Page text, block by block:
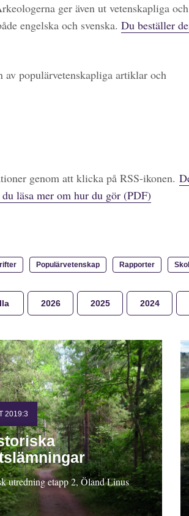
ger även ut vetenskapliga och
engelska och svenska. Du beställer
av populärvetenskapliga artiklar och
genom att klicka på RSS-ikonen.
läsa mer om hur du gör (PDF)
Populärvetenskap Rapporter
2026 2025 2024
2019:3
utredning etapp 2, Öland Linus